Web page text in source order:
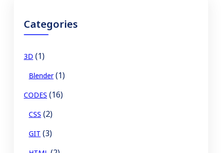
h
Categories
3D (1)
Blender(1)
CODES (16)
CSS (2)
GIT (3)